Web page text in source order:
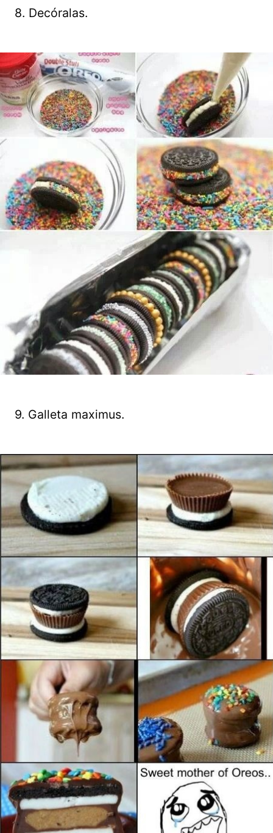
8. Decóralas.
9. Galleta maximus.
Guardar